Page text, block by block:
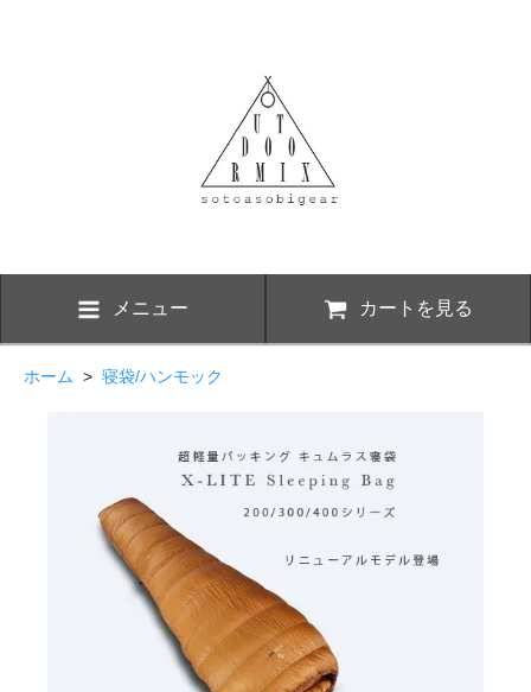
メニュー カートを見る
ホーム > 寝袋/ハンモック